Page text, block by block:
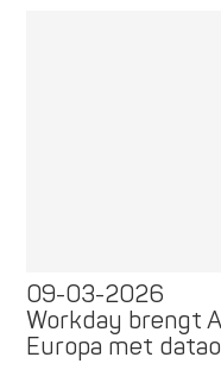
09-03-2026
Workday brengt
Europa met